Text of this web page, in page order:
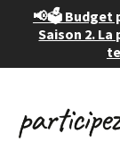
📢🗳️ Budget
Saison 2.